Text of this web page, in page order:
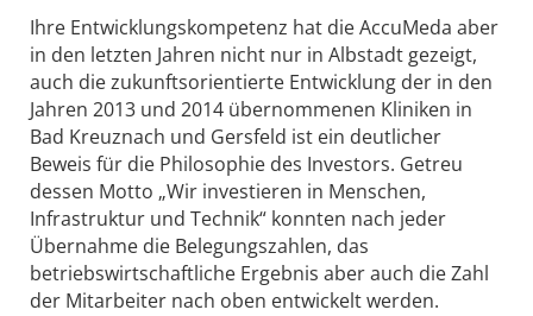
Ihre Entwicklungskompetenz hat die AccuMeda aber
in den letzten Jahren nicht nur in Albstadt gezeigt,
auch die zukunftsorientierte Entwicklung der in den
Jahren 2013 und 2014 übernommenen Kliniken in
Bad Kreuznach und Gersfeld ist ein deutlicher
Beweis für die Philosophie des Investors. Getreu
dessen Motto „Wir investieren in Menschen,
Infrastruktur und Technik“ konnten nach jeder
Übernahme die Belegungszahlen, das
betriebswirtschaftliche Ergebnis aber auch die Zahl
der Mitarbeiter nach oben entwickelt werden.